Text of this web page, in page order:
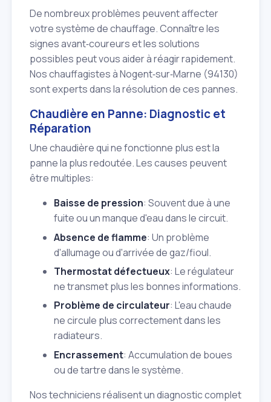
De nombreux problèmes peuvent affecter
votre système de chauffage. Connaître les
signes avant‑coureurs et les solutions
possibles peut vous aider à réagir rapidement.
Nos chauffagistes à Nogent‑sur‑Marne (94130)
sont experts dans la résolution de ces pannes.
Chaudière en Panne: Diagnostic et
Réparation
Une chaudière qui ne fonctionne plus est la
panne la plus redoutée. Les causes peuvent
être multiples:
Baisse de pression: Souvent due à une
fuite ou un manque d'eau dans le circuit.
Absence de flamme: Un problème
d'allumage ou d'arrivée de gaz/fioul.
Thermostat défectueux: Le régulateur
ne transmet plus les bonnes informations.
Problème de circulateur: L'eau chaude
ne circule plus correctement dans les
radiateurs.
Encrassement: Accumulation de boues
ou de tartre dans le système.
Nos techniciens réalisent un diagnostic complet